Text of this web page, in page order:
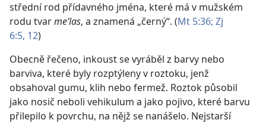
střední rod přídavného jména, které má v mužském
rodu tvarmeʹlas, a znamená „černý“. (Mt 5:36; Zj
6:5, 12)
Obecně řečeno, inkoust se vyráběl z barvy nebo
barviva, které byly rozptýleny v roztoku, jenž
obsahoval gumu, klih nebo fermež. Roztok působil
jako nosič neboli vehikulum a jako pojivo, které barvu
přilepilo k povrchu, na nějž se nanášelo. Nejstarší